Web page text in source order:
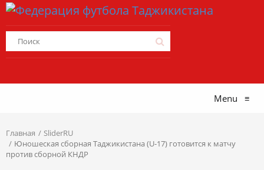
Menu ≡
Главная
SliderRU
Юношеская сборная Таджикистана (U-17) готовится к матчу
против сборной КНДР